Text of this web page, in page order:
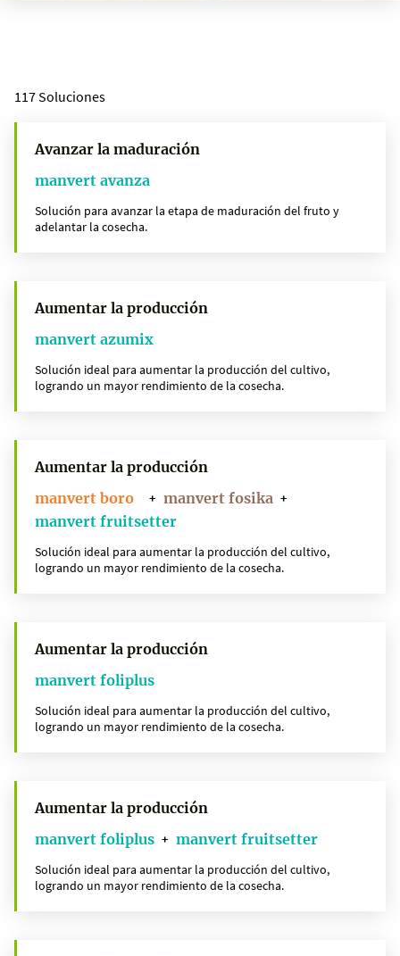
117 Soluciones
Avanzar la maduración
manvert avanza
Solución para avanzar la etapa de maduración del fruto y
adelantar la cosecha.
Aumentar la producción
manvert azumix
Solución ideal para aumentar la producción del cultivo,
logrando un mayor rendimiento de la cosecha.
Aumentar la producción
manvert boro
+ manvert fosika +
manvert fruitsetter
Solución ideal para aumentar la producción del cultivo,
logrando un mayor rendimiento de la cosecha.
Aumentar la producción
manvert foliplus
Solución ideal para aumentar la producción del cultivo,
logrando un mayor rendimiento de la cosecha.
Aumentar la producción
manvert foliplus + manvert fruitsetter
Solución ideal para aumentar la producción del cultivo,
logrando un mayor rendimiento de la cosecha.